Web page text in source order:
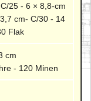
25 - 6 × 8,8-cm
cm- C/30 - 14
Flak
cm
- 120 Minen